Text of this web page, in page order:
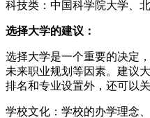
科技类：中国科学院大学、
选择大学的建议：
选择大学是一个重要的决定
未来职业规划等因素。建议
排名和专业设置外，还可以
学校文化：学校的办学理念